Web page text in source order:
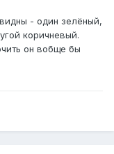
- один зелёный,
коричневый.
он вобще бы